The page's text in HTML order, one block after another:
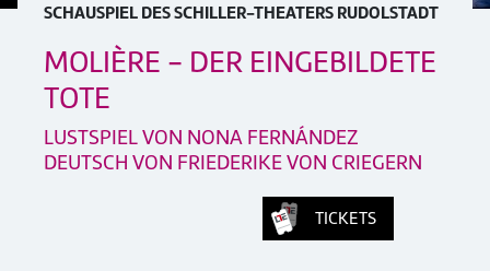
SCHAUSPIEL DES SCHILLER-THEATERS RUDOLSTADT
MOLIÈRE - DER EINGEBILDETE
TOTE
LUSTSPIEL VON NONA FERNÁNDEZ
DEUTSCH VON FRIEDERIKE VON CRIEGERN
TICKETS